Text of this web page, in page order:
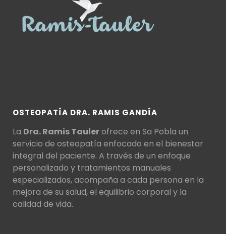
OSTEOPATÍA DRA. RAMIS GANDÍA
La Dra. Ramis Taulerofrece en Sa Pobla un
servicio de osteopatía enfocado en el bienestar
integral del paciente. A través de un enfoque
personalizado y tratamientos manuales
especializados, acompaña a cada persona en la
mejora de su salud, el equilibrio corporal y la
calidad de vida.